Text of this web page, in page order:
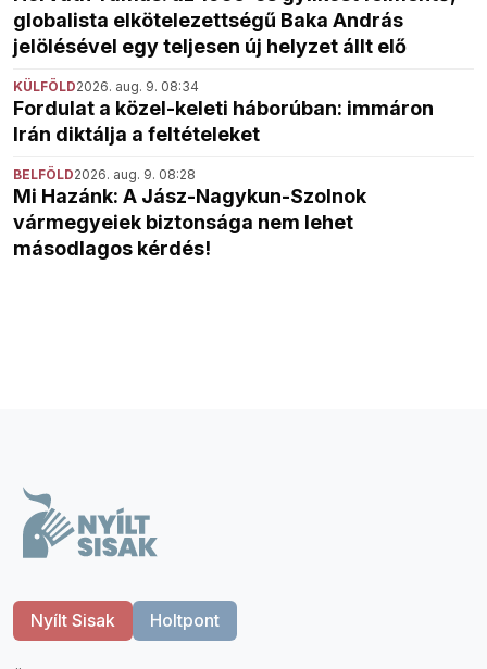
globalista elkötelezettségű Baka András
jelölésével egy teljesen új helyzet állt elő
KÜLFÖLD2026. aug. 9. 08:34
Fordulat a közel-keleti háborúban: immáron
Irán diktálja a feltételeket
BELFÖLD2026. aug. 9. 08:28
Mi Hazánk: A Jász-Nagykun-Szolnok
vármegyeiek biztonsága nem lehet
másodlagos kérdés!
Nyílt Sisak Holtpont